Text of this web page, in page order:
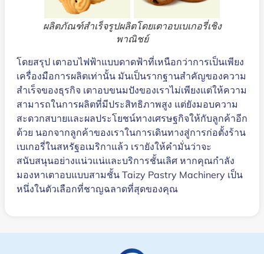
ผลิตภัณฑ์สำเร็จรูปผลิตโดยเตาอบเบเกอรี่เชิง
พาณิชย์
โดยสรุป เตาอบไฟฟ้าแบบดาดฟ้าที่เหนือกว่าการเป็นเพียง
เครื่องมือการผลิตเท่านั้น มันเป็นรากฐานสำคัญของความ
สำเร็จของธุรกิจ เตาอบขนมปังของเราไม่เพียงแต่ให้ความ
สามารถในการผลิตที่มีประสิทธิภาพสูง แต่ยังมอบความ
สะดวกสบายและผลประโยชน์ทางเศรษฐกิจให้กับลูกค้าอีก
ด้วย นอกจากลูกค้าของเราในการเดินทางสู่การก่อตั้งร้าน
เบเกอรี่ในสหรัฐอเมริกาแล้ว เรายังให้คำมั่นว่าจะ
สนับสนุนอย่างแน่วแน่และบริการชั้นเลิศ หากคุณกำลัง
มองหาเตาอบแบบสามชั้น Taizy Pastry Machinery เป็น
หนึ่งในตัวเลือกที่ชาญฉลาดที่สุดของคุณ